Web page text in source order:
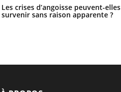
Les crises d’angoisse peuvent-elles
survenir sans raison apparente ?